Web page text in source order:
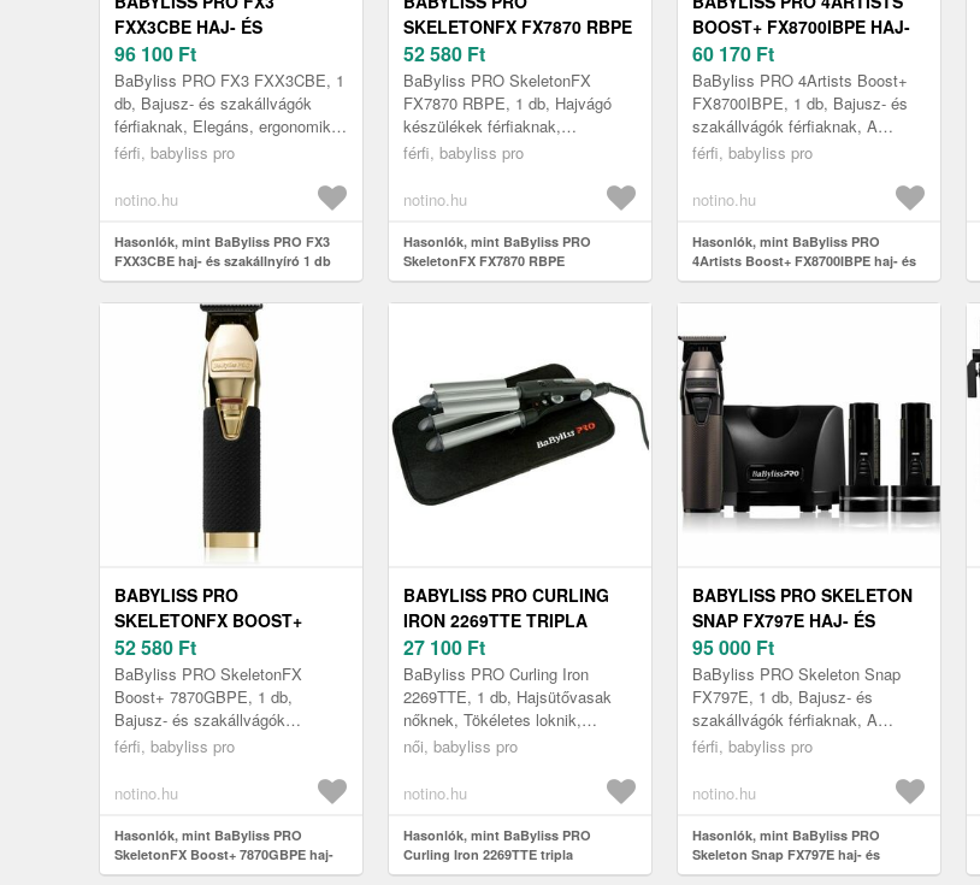
FXX3CBE HAJ- ÉS
SZAKÁLLNYÍRÓ 1 DB
96 100 Ft
BaByliss PRO FX3 FXX3CBE, 1
db, Bajusz- és szakállvágók
férfiaknak, Elegáns, ergonomikus
kialakítású, az erő, dizájn és a
férfi, babyliss pro
notino.hu
Hasonlók, mint BaByliss PRO FX3
FXX3CBE haj- és szakállnyíró 1 db
SKELETONFX FX7870 RBPE
PROFESSZIONÁLIS
MŰSZER HAJRA 1 DB
52 580 Ft
BaByliss PRO SkeletonFX
FX7870 RBPE, 1 db, Hajvágó
készülékek férfiaknak,
Professzionális hajvágás
SkeletonFX FX787...
férfi, babyliss pro
notino.hu
Hasonlók, mint BaByliss PRO
SkeletonFX FX7870 RBPE
professzionális műszer hajra 1 db
BOOST+ FX8700IBPE HAJ-
ÉS SZAKÁLLNYÍRÓ 1 DB
60 170 Ft
BaByliss PRO 4Artists Boost+
FX8700IBPE, 1 db, Bajusz- és
szakállvágók férfiaknak, A
gyémántkeménységű pengével
Ba...
férfi, babyliss pro
notino.hu
Hasonlók, mint BaByliss PRO
4Artists Boost+ FX8700IBPE haj- és
szakállnyíró 1 db
BABYLISS PRO
SKELETONFX BOOST+
7870GBPE HAJ- ÉS
SZAKÁLLNYÍRÓ 1 DB
52 580 Ft
BaByliss PRO SkeletonFX
Boost+ 7870GBPE, 1 db,
Bajusz- és szakállvágók
férfiaknak, Bármilyen is a
precíz hajvágás...
férfi, babyliss pro
notino.hu
Hasonlók, mint BaByliss PRO
SkeletonFX Boost+ 7870GBPE haj-
és szakállnyíró 1 db
BABYLISS PRO CURLING
IRON 2269TTE TRIPLA
HAJSÜTŐVAS HAJRA
BAB2269TTE 1 DB
27 100 Ft
BaByliss PRO Curling Iron
2269TTE, 1 db, Hajsütővasak
nőknek, Tökéletes loknik,
gyorsabban, mint várná. A
2269TTE profess...
női, babyliss pro
notino.hu
Hasonlók, mint BaByliss PRO
Curling Iron 2269TTE tripla
hajsütővas hajra BAB2269TTE 1 db
BABYLISS PRO SKELETON
SNAP FX797E HAJ- ÉS
SZAKÁLLNYÍRÓ
TÖLTŐÁLLVÁNNYAL 1 DB
95 000 Ft
BaByliss PRO Skeleton Snap
FX797E, 1 db, Bajusz- és
szakállvágók férfiaknak, A
pontosság és az innováció
Skeleton Snap ...
férfi, babyliss pro
notino.hu
Hasonlók, mint BaByliss PRO
Skeleton Snap FX797E haj- és
szakállnyíró töltőállvánnyal 1 db